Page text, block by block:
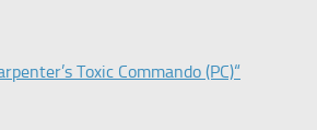
Toxic Commando (PC)“